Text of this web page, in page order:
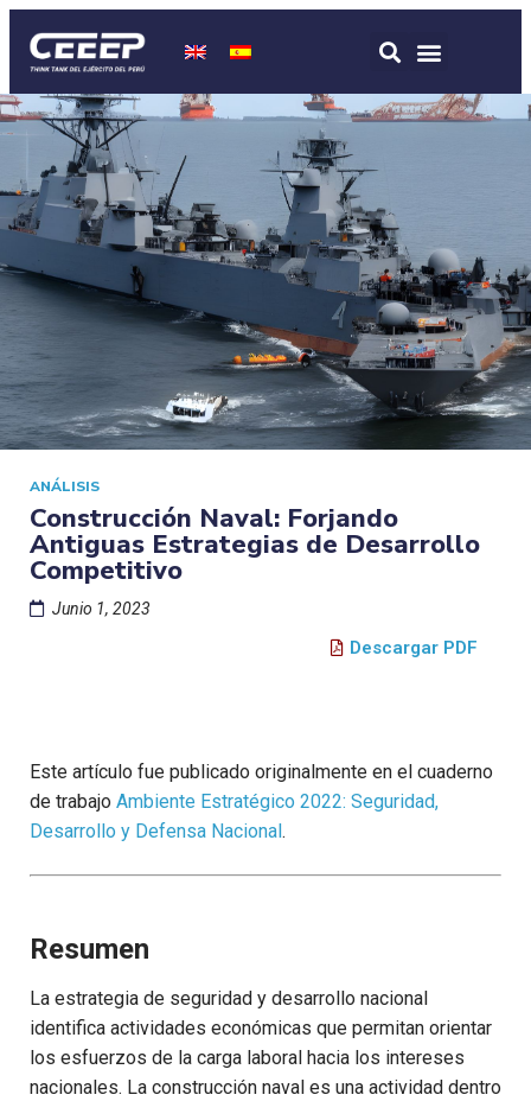
ANÁLISIS
Construcción Naval: Forjando
Antiguas Estrategias de Desarrollo
Competitivo
Junio 1, 2023
Descargar PDF
Este artículo fue publicado originalmente en el cuaderno
de trabajo Ambiente Estratégico 2022: Seguridad,
Desarrollo y Defensa Nacional .
Resumen
La estrategia de seguridad y desarrollo nacional
identifica actividades económicas que permitan orientar
los esfuerzos de la carga laboral hacia los intereses
nacionales. La construcción naval es una actividad dentro